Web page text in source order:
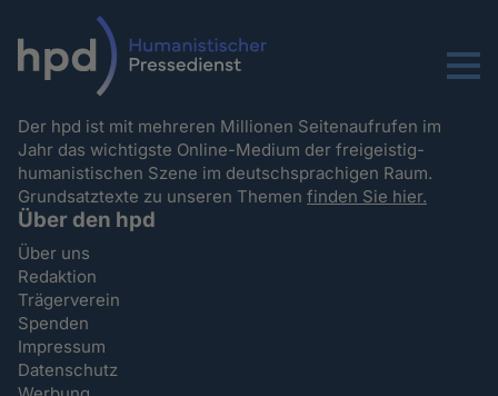
Menu
Der hpd ist mit mehreren Millionen Seitenaufrufen im
Jahr das wichtigste Online-Medium der freigeistig-
humanistischen Szene im deutschsprachigen Raum.
Grundsatztexte zu unseren Themenfinden Sie hier.
Über den hpd
Über uns
Redaktion
Trägerverein
Spenden
Impressum
Datenschutz